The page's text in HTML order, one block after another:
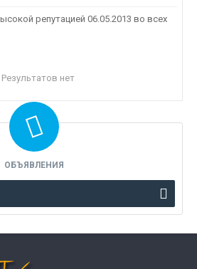
репутацией 06.05.2013 во всех
Результатов нет
ОБЪЯВЛЕНИЯ